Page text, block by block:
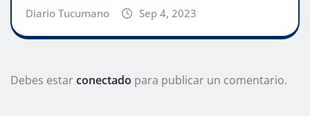
Diario Tucumano Sep 4, 2023
Debes estarconectado para publicar un comentario.